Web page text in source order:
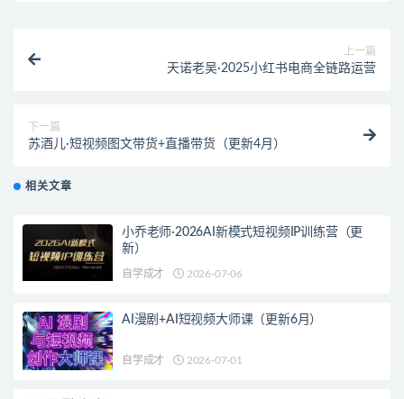
上一篇
天诺老吴·2025小红书电商全链路运营
下一篇
苏酒儿·短视频图文带货+直播带货（更新4月）
相关文章
小乔老师·2026AI新模式短视频IP训练营（更
新）
自学成才 2026-07-06
AI漫剧+AI短视频大师课（更新6月）
自学成才 2026-07-01